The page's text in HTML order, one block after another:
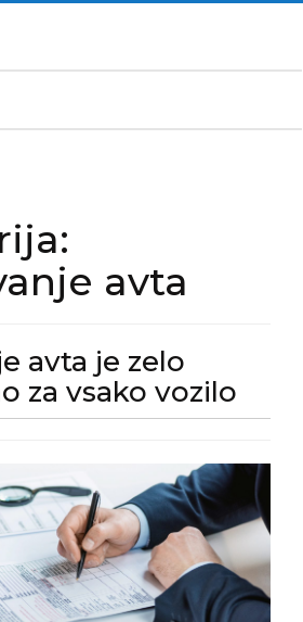
avta
avta je zelo
za vsako vozilo
avta
zelo
za